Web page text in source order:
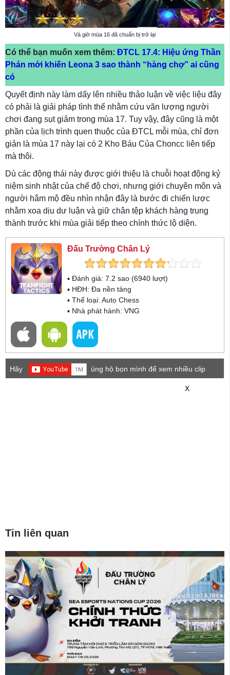
Và giờ mùa 16 đã chuẩn bị trở lại
Có thể bạn muốn xem thêm: ĐTCL 17.4: Hiệu ứng Thần
Phán mới khiến Leona 3 sao thành “hàng chợ” ai cũng
có
Quyết định này làm dấy lên nhiều thảo luận về việc liệu đây
có phải là giải pháp tình thế nhằm cứu vãn lượng người
chơi đang sụt giảm trong mùa 17. Tuy vậy, đây cũng là một
phần của lịch trình quen thuộc của ĐTCL mỗi mùa, chỉ đơn
giản là mùa 17 này lại có 2 Kho Báu Của Choncc liên tiếp
mà thôi.
Dù các động thái này được giới thiệu là chuỗi hoạt động kỷ
niệm sinh nhật của chế độ chơi, nhưng giới chuyên môn và
người hâm mộ đều nhìn nhận đây là bước đi chiến lược
nhằm xoa dịu dư luận và giữ chân tệp khách hàng trung
thành trước khi mùa giải tiếp theo chính thức lộ diện.
Đấu Trường Chân Lý
▪ Đánh giá: 7.2 sao (6940 lượt)
▪ HĐH: Đa nền tảng
▪ Thể loại: Auto Chess
▪ Nhà phát hành: VNG
Hãy
ủng hộ bọn mình để xem nhiều clip
X
Tin liên quan